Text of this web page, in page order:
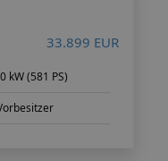
33.899 EUR
kW (581 PS)